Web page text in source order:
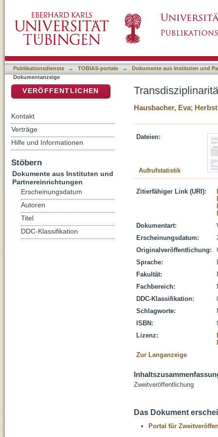
Publikationsdienste → TOBIAS-portale →
Dokumente aus Instituten und
Dokumentanzeige
Hausbacher, Eva;
Dateien:
Aufrufstatistik
Zitierfähiger Link (URI):
Dokumentart:
Erscheinungsdatum:
Originalveröffentlichung:
Sprache:
Fakultät:
Fachbereich:
DDC-Klassifikation:
Schlagworte:
ISBN:
Lizenz:
Zur Langanzeige
Zweitveröffentlichung
Das Dokument
Portal für
VERÖFFENTLICHEN
Kontakt
Verträge
Hilfe und Informationen
Stöbern
Dokumente aus Instituten und
Partnereinrichtungen
Erscheinungsdatum
Autoren
Titel
DDC-Klassifikation